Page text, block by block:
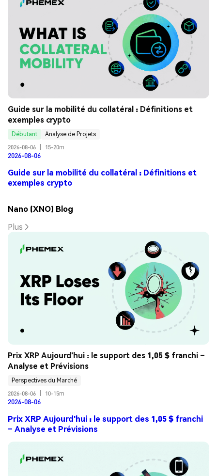
Guide sur la mobilité du collatéral : Définitions et
exemples crypto
Débutant
Analyse de Projets
2026-08-06
15-20m
2026-08-06
Guide sur la mobilité du collatéral : Définitions et
exemples crypto
Nano (XNO) Blog
Plus
Prix XRP Aujourd'hui : le support des 1,05 $ franchi –
Analyse et Prévisions
Perspectives du Marché
2026-08-06
10-15m
2026-08-06
Prix XRP Aujourd'hui : le support des 1,05 $ franchi
– Analyse et Prévisions